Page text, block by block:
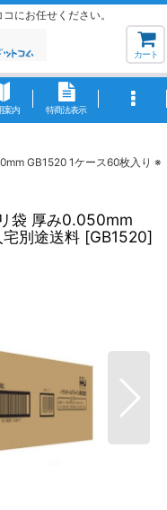
にお任せください。
カート
案内 特商法表示
GB1520 1ケース60枚入り ※
袋 厚み0.050mm
別途送料 [GB1520]